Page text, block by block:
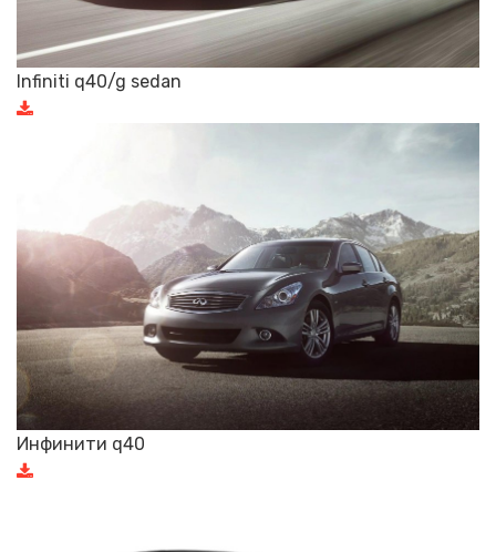
Infiniti q40/g sedan
Инфинити q40